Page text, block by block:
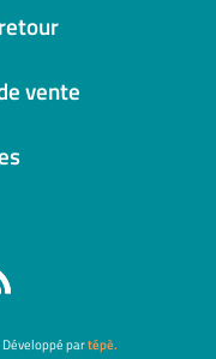
vente
Développé partépè.